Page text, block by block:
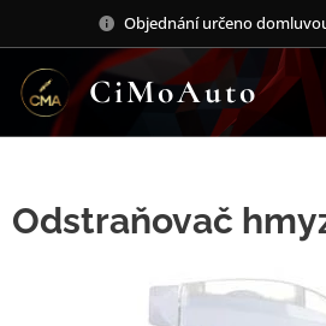
Objednání určeno
CiMoAuto
Odstraňovač